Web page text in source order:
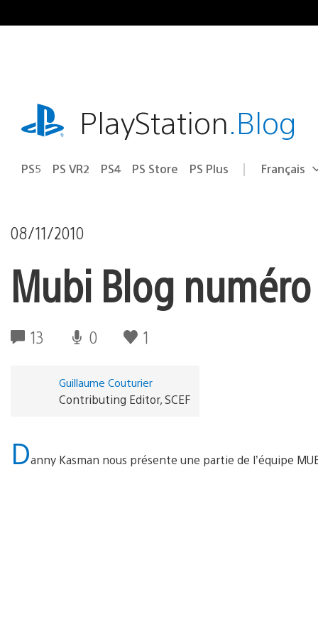
au
playstation.comPlayStation.Blog
PS5 PS VR2 PS4 PS Store PS Plus Choisir
Région
Français
08/11/2010
Mubi Blog numéro
13 0 1
Guillaume Couturier
Contributing Editor, SCEF
Danny Kasman nous présente une partie de l’équipe